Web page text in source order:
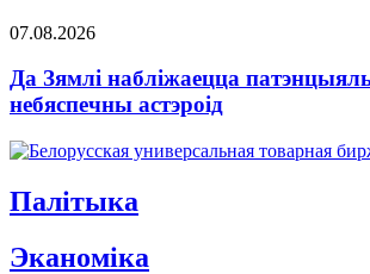
07.08.2026
Да Зямлі набліжаецца
небяспечны астэроід
Палітыка
Эканомiка